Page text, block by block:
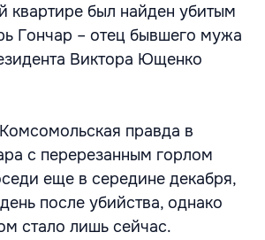
квартире был найден убитым
Гончар – отец бывшего мужа
Виктора Ющенко
правда в
с перерезанным горлом
еще в середине декабря,
после убийства, однако
стало лишь сейчас.